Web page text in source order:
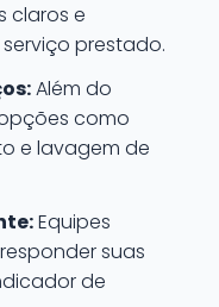
claros e
prestado.
Além do
como
e lavagem de
Equipes
suas
de